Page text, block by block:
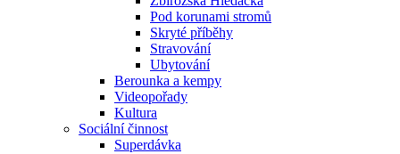
Pod korunami stromů
Skryté příběhy
Stravování
Ubytování
Berounka a kempy
Videopořady
Kultura
Sociální činnost
Superdávka